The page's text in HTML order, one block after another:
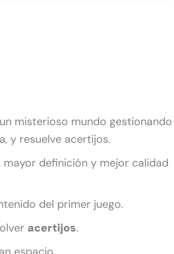
misterioso mundo gestionando
y resuelve acertijos.
definición y mejor calidad
del primer juego.
acertijos.